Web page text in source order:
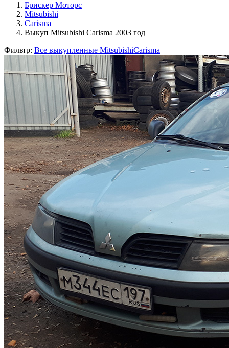
Брискер Моторс
Mitsubishi
Carisma
Выкуп Mitsubishi Carisma 2003 год
Фильтр: Все выкупленные MitsubishiCarisma